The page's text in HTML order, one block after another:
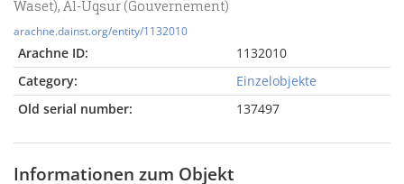
Waset), Al-Uqsur (Gouvernement)
arachne.dainst.org/entity/1132010
Arachne ID:
1132010
Category:
Einzelobjekte
Old serial number:
137497
Informationen zum Objekt